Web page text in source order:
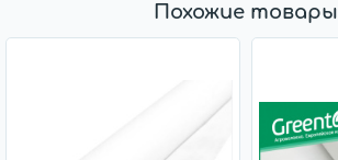
Похожие товары